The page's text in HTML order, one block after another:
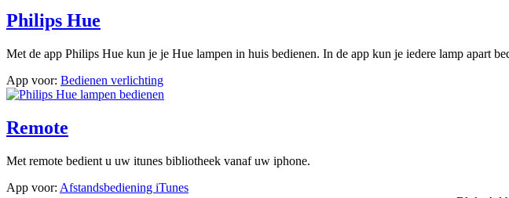
Philips Hue
Met de app Philips Hue kun je je Hue lampen in huis bedienen. In de app kun je iedere lamp apart
App voor: Bedienen verlichting
Remote
Met remote bedient u uw itunes bibliotheek vanaf uw iphone.
App voor: Afstandsbediening iTunes